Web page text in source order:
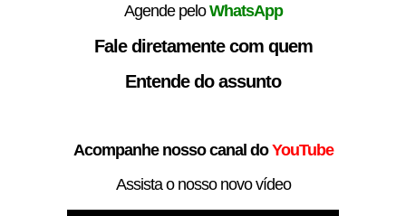
Agende peloWhatsApp
Fale diretamente com quem
Entende do assunto
Acompanhe nosso canal do YouTube
Assista o nosso novo vídeo